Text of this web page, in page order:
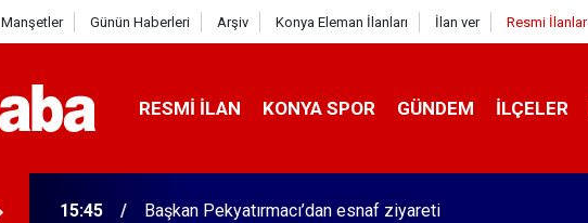
Manşetler Günün Haberleri Arşiv Konya Eleman İlanları İlan ver Resmi İlanlar
RESMI İLAN KONYA SPOR GÜNDEM İLÇELER
15:45 Başkan Pekyatırmacı’dan esnaf ziyareti